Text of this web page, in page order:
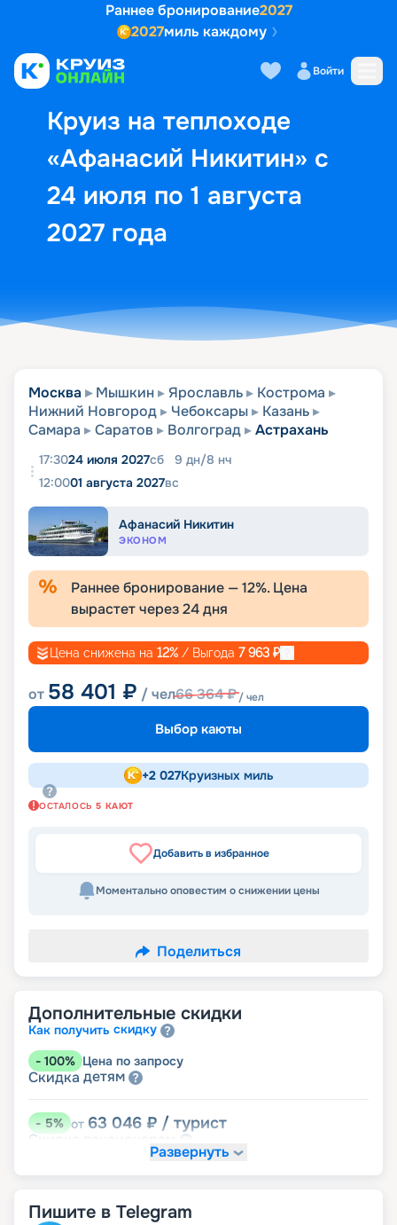
Раннее бронирование2027
2027миль каждому
Войти
Круиз на теплоходе
«Афанасий Никитин» с
24 июля по 1 августа
2027 года
Выбор кают Маршрут и
Москва Мышкин Ярославль
Кострома
Нижний Новгород
Чебоксары
Казань
Самара
Саратов Волгоград Астрахань
17:3024 июля 2027сб 9 дн/8 нч
12:0001 августа 2027вс
Афанасий Никитин
ЭКОНОМ
Раннее бронирование —12%. Цена
вырастет через24дня
Цена снижена на 12% / Выгода 7 963 ₽
от 58 401 ₽ / чел66 364₽/ чел
Выбор каюты
+2 027Круизных миль
ОСТАЛОСЬ 5 КАЮТ
Добавить в избранное
Моментально оповестим о снижении цены
Поделиться
Дополнительные скидки
Как получить скидку
- 100% Цена по запросу
Скидка детям
-5% от 63 046 ₽ / турист
Скидка
Развернуть
Пишите в Telegram